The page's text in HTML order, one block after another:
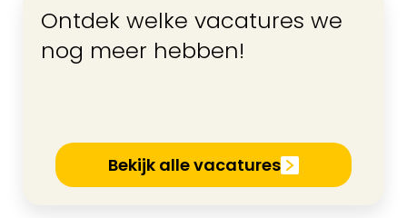
Ontdek welke vacatures we
nog meer hebben!
Bekijk alle vacatures